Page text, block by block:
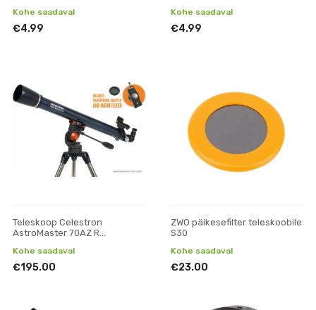
Kohe saadaval
€4.99
Kohe saadaval
€4.99
Teleskoop Celestron
AstroMaster 70AZ R
kuufiltriga
Kohe saadaval
€195.00
ZWO päikesefilter teleskoobile
S30
Kohe saadaval
€23.00